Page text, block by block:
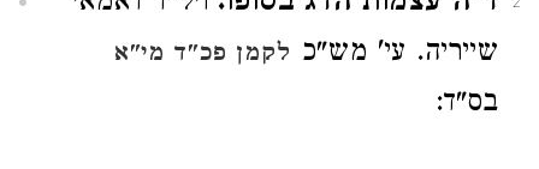
שייריה. עי' מש"כ לקמן פכ"ד מי"א
בס"ד: